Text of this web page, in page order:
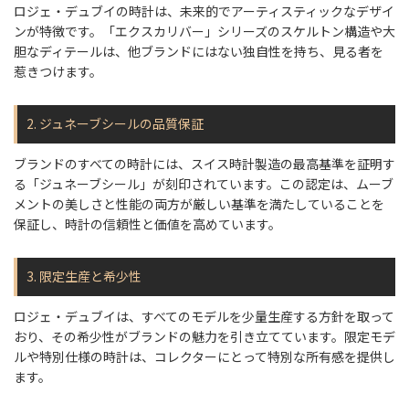
ロジェ・デュブイの時計は、未来的でアーティスティックなデザイ
ンが特徴です。「エクスカリバー」シリーズのスケルトン構造や大
胆なディテールは、他ブランドにはない独自性を持ち、見る者を
惹きつけます。
2. ジュネーブシールの品質保証
ブランドのすべての時計には、スイス時計製造の最高基準を証明す
る「ジュネーブシール」が刻印されています。この認定は、ムーブ
メントの美しさと性能の両方が厳しい基準を満たしていることを
保証し、時計の信頼性と価値を高めています。
3. 限定生産と希少性
ロジェ・デュブイは、すべてのモデルを少量生産する方針を取って
おり、その希少性がブランドの魅力を引き立てています。限定モデ
ルや特別仕様の時計は、コレクターにとって特別な所有感を提供し
ます。